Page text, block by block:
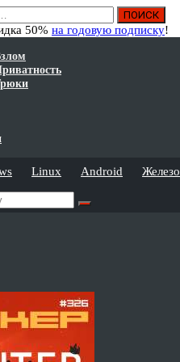
50% на годовую подписку!
Linux Android Железо